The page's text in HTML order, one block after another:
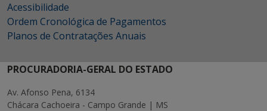
Acessibilidade
Ordem Cronológica de Pagamentos
Planos de Contratações Anuais
PROCURADORIA-GERAL DO ESTADO
Av. Afonso Pena, 6134
Chácara Cachoeira - Campo Grande | MS